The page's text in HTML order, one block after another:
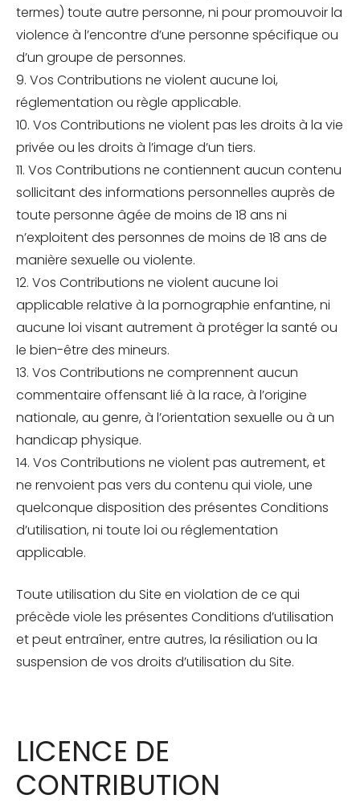
termes) toute autre personne, ni pour promouvoir la
violence à l’encontre d’une personne spécifique ou
d’un groupe de personnes.
9. Vos Contributions ne violent aucune loi,
réglementation ou règle applicable.
10. Vos Contributions ne violent pas les droits à la vie
privée ou les droits à l’image d’un tiers.
11. Vos Contributions ne contiennent aucun contenu
sollicitant des informations personnelles auprès de
toute personne âgée de moins de 18 ans ni
n’exploitent des personnes de moins de 18 ans de
manière sexuelle ou violente.
12. Vos Contributions ne violent aucune loi
applicable relative à la pornographie enfantine, ni
aucune loi visant autrement à protéger la santé ou
le bien-être des mineurs.
13. Vos Contributions ne comprennent aucun
commentaire offensant lié à la race, à l’origine
nationale, au genre, à l’orientation sexuelle ou à un
handicap physique.
14. Vos Contributions ne violent pas autrement, et
ne renvoient pas vers du contenu qui viole, une
quelconque disposition des présentes Conditions
d’utilisation, ni toute loi ou réglementation
applicable.
Toute utilisation du Site en violation de ce qui
précède viole les présentes Conditions d’utilisation
et peut entraîner, entre autres, la résiliation ou la
suspension de vos droits d’utilisation du Site.
LICENCE DE
CONTRIBUTION